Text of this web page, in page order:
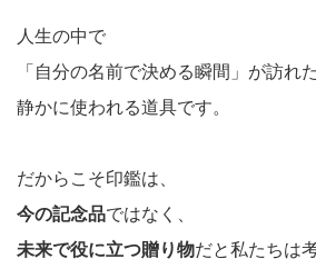
人生の中で
「自分の名前で決める瞬間」が訪れ
静かに使われる道具です。
だからこそ印鑑は、
今の記念品ではなく、
未来で役に立つ贈り物だと私たちは